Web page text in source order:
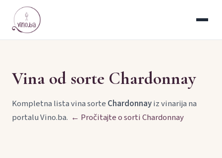
Vina od sorte Chardonnay
Kompletna lista vina sorte Chardonnayiz vinarija na
portalu Vino.ba. ← Pročitajte o sorti Chardonnay